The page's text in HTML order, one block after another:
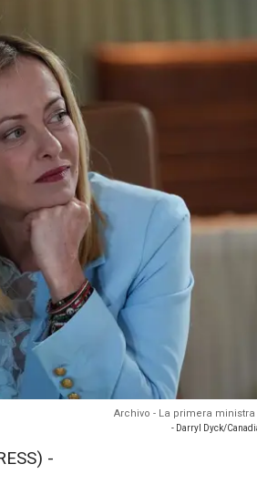
Archivo - La primera
- Darryl Dyck/
-